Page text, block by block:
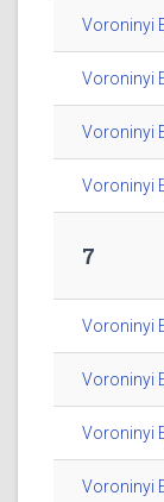
Voroninyi
Voroninyi
Voroninyi
Voroninyi
7
Voroninyi
Voroninyi
Voroninyi
Voroninyi